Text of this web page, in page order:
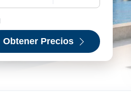
Obtener Precios